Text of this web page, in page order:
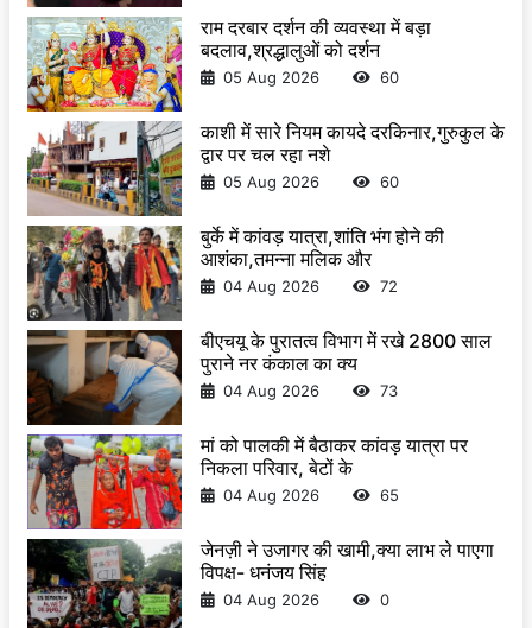
राम दरबार दर्शन की व्यवस्था में बड़ा
बदलाव,श्रद्धालुओं को दर्शन
05 Aug 2026 60
काशी में सारे नियम कायदे दरकिनार,गुरुकुल के
द्वार पर चल रहा नशे
05 Aug 2026 60
बुर्के में कांवड़ यात्रा,शांति भंग होने की
आशंका,तमन्ना मलिक और
04 Aug 2026 72
बीएचयू के पुरातत्व विभाग में रखे 2800 साल
पुराने नर कंकाल का क्य
04 Aug 2026 73
मां को पालकी में बैठाकर कांवड़ यात्रा पर
निकला परिवार, बेटों के
04 Aug 2026 65
जेनज़ी ने उजागर की खामी,क्या लाभ ले पाएगा
विपक्ष- धनंजय सिंह
04 Aug 2026 0